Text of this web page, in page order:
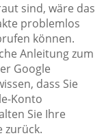
sind, wäre das
problemlos
können.
Anleitung zum
Google
dass Sie
Konto
Sie Ihre
zurück.